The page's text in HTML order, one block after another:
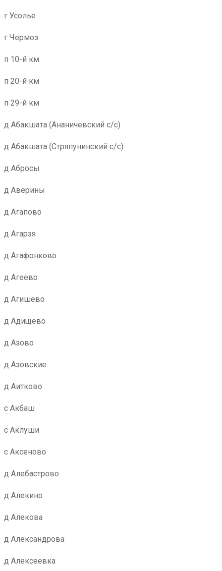
г Усолье
г Чермоз
п 10-й км
п 20-й км
п 29-й км
д Абакшата (Ананичевский с/с)
д Абакшата (Стряпунинский с/с)
д Абросы
д Аверины
д Агапово
д Агарзя
д Агафонково
д Агеево
д Агишево
д Адищево
д Азово
д Азовские
д Аитково
с Акбаш
с Аклуши
с Аксеново
д Алебастрово
д Алекино
д Алекова
д Александрова
д Алексеевка